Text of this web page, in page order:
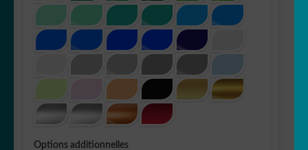
Options additionnelles